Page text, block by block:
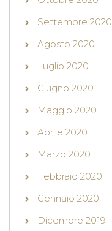
Settembre 2020
Agosto 2020
Luglio 2020
Giugno 2020
Maggio 2020
Aprile 2020
Marzo 2020
Febbraio 2020
Gennaio 2020
Dicembre 2019